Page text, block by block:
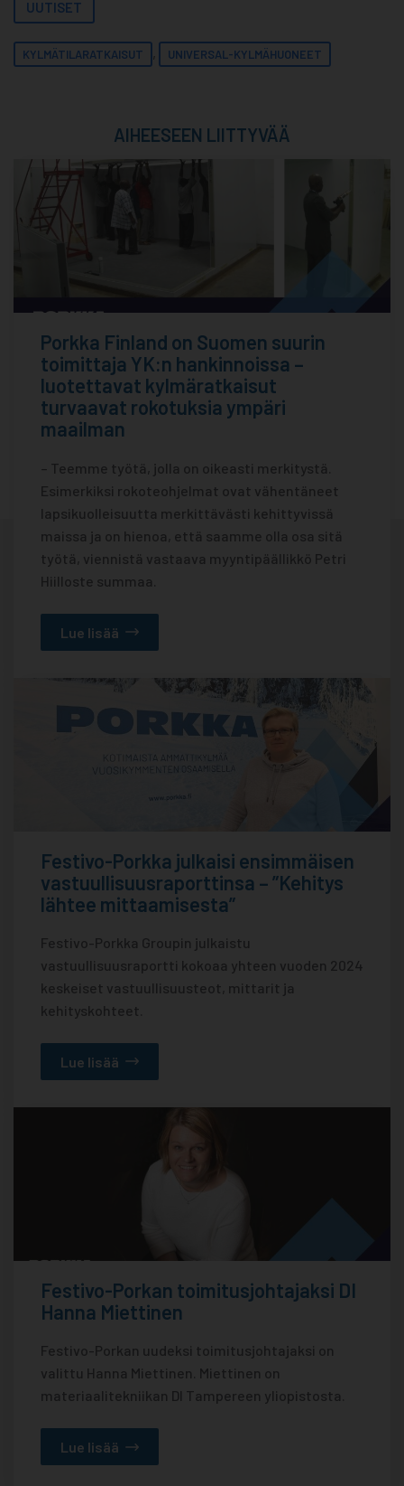
UUTISET
KYLMÄTILARATKAISUT UNIVERSAL-KYLMÄHUONEET
AIHEESEEN LIITTYVÄÄ
Porkka Finland on Suomen suurin
toimittaja YK:n hankinnoissa –
luotettavat kylmäratkaisut
turvaavat rokotuksia ympäri
maailman
– Teemme työtä, jolla on oikeasti merkitystä.
Esimerkiksi rokoteohjelmat ovat vähentäneet
lapsikuolleisuutta merkittävästi kehittyvissä
maissa ja on hienoa, että saamme olla osa sitä
työtä, viennistä vastaava myyntipäällikkö Petri
Hiilloste summaa.
Lue lisää
Festivo-Porkka julkaisi ensimmäisen
vastuullisuusraporttinsa – ”Kehitys
lähtee mittaamisesta”
Festivo-Porkka Groupin julkaistu
vastuullisuusraportti kokoaa yhteen vuoden 2024
keskeiset vastuullisuusteot, mittarit ja
kehityskohteet.
Lue lisää
Festivo-Porkan toimitusjohtajaksi DI
Hanna Miettinen
Festivo-Porkan uudeksi toimitusjohtajaksi on
valittu Hanna Miettinen. Miettinen on
materiaalitekniikan DI Tampereen yliopistosta.
Lue lisää